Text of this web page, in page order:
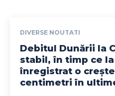
DIVERSE NOUTATI
Debitul Dunării la
stabil, în timp ce la
înregistrat o
centimetri în